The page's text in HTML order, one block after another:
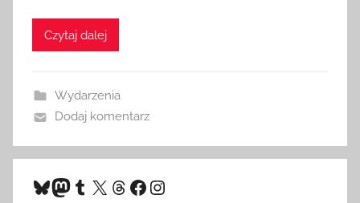
Czytaj dalej
Wydarzenia
Dodaj komentarz
Bluesky
Mastodon
Tumblr
X Threads
Facebook
Instagram